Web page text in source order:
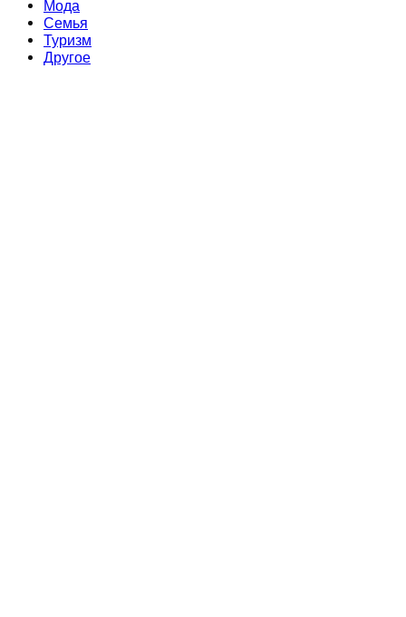
Мода
Семья
Туризм
Другое